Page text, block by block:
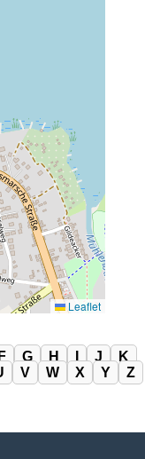
Leaflet
F G H J
K
V W X Y
Z